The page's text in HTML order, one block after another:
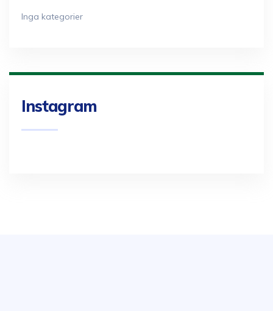
Inga kategorier
Instagram